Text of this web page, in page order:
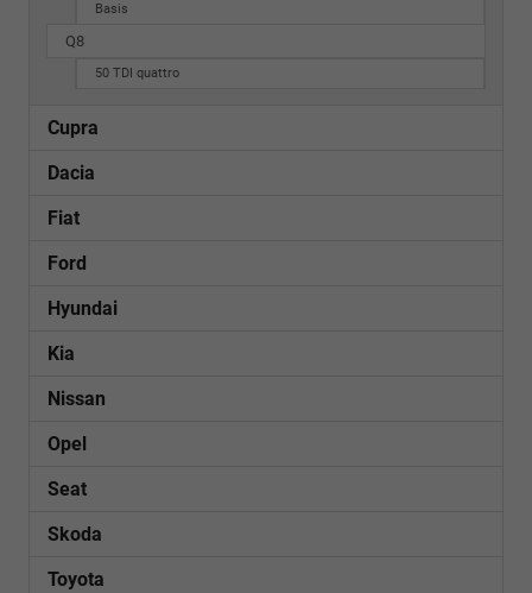
Basis
Q8
50 TDI quattro
Cupra
Dacia
Fiat
Ford
Hyundai
Kia
Nissan
Opel
Seat
Skoda
Toyota